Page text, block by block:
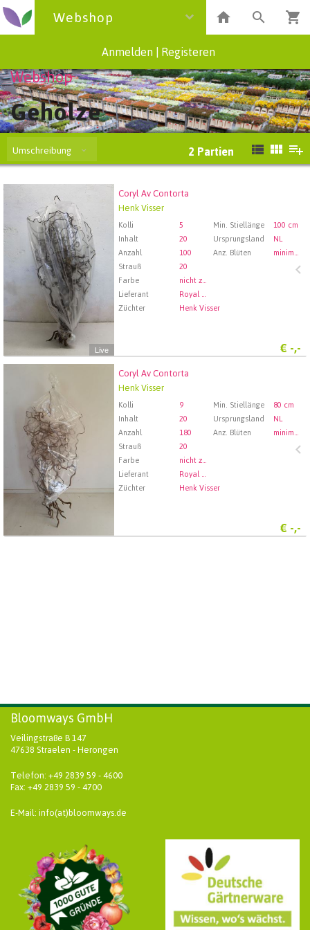
Webshop
Anmelden Registeren
Webshop
Gehölze
Umschreibung 2 Partien
Live
Coryl Av Contorta
Henk Visser
Kolli 5 Min. Stiellänge
100 cm
Inhalt
20 Ursprungsland
NL
Anzahl
100 Anz. Blüten
minimaal 100
Strauß
20
Farbe
nicht zugewiesen
Lieferant
Royal FloraHolland Aalsmeer
Züchter
Henk Visser
€ -,-
Coryl Av Contorta
Wählen Sie zuerst ein Abfartdatum.
Coryl Av Contorta
Henk Visser
Kolli 9 Min. Stiellänge
80 cm
Inhalt
20 Ursprungsland
NL
Anzahl
180 Anz. Blüten
minimaal 80
Strauß
20
Farbe
nicht zugewiesen
Lieferant
Royal FloraHolland Aalsmeer
Züchter
Henk Visser
€ -,-
Wählen Sie zuerst ein Abfartdatum.
Bloomways GmbH
Veilingstraße B 147
47638 Straelen - Herongen
Telefon: +49 2839 59 - 4600
Fax: +49 2839 59 - 4700
E-Mail: info(at)bloomways.de